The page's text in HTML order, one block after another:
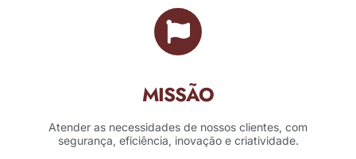
MISSÃO
Atender as necessidades de nossos clientes, com
segurança, eficiência, inovação e criatividade.